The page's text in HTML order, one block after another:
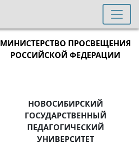
МИНИСТЕРСТВО ПРОСВЕЩЕНИЯ
РОССИЙСКОЙ ФЕДЕРАЦИИ
НОВОСИБИРСКИЙ
ГОСУДАРСТВЕННЫЙ
ПЕДАГОГИЧЕСКИЙ
УНИВЕРСИТЕТ